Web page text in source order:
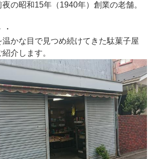
の昭和15年（1940年）創業の老舗。
かな目で見つめ続けてきた駄菓子屋
介します。